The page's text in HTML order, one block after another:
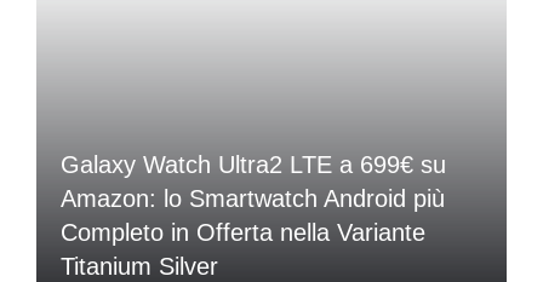
Galaxy Watch Ultra2 LTE a 699€ su
Amazon: lo Smartwatch Android più
Completo in Offerta nella Variante
Titanium Silver